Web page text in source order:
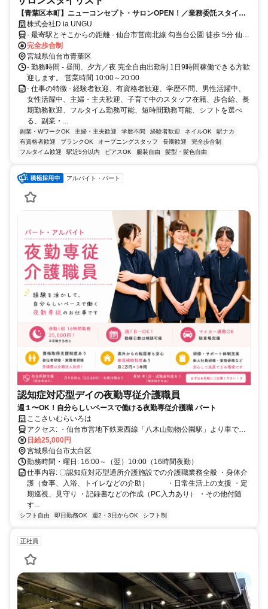
【青葉区本町】ニューコンセプト・サロンOPEN！／業務委託スタイリ
スト募集／高還元！／自由出勤！／教育報酬あり！
株式会社D ia UNGU
- 最寄駅とそこからの距離 - 仙台市営南北線 勾当台公園 徒歩 5分 仙台
市営南北線 広瀬通 徒歩 8分 仙石線 あおば通 徒歩 6分
完全歩合制
宮城県仙台市青葉区
- 勤務時間 - 昼間、夕方／夜 完全自由出勤制 1日9時間稼働できる方歓
迎します。 営業時間 10:00～20:00
- 仕事の特徴 - 経験者歓迎、有資格者歓迎、学歴不問、男性活躍中、
女性活躍中、主婦・主夫歓迎、子育て中のスタッフ在籍、歩合給、長
期勤務歓迎、フルタイム勤務可能、短時間勤務可能、シフトを選べ
る、副業・...
副業・WワークOK 主婦・主夫歓迎 学歴不問 経験者歓迎 ネイルOK
駅ナカ
有資格者歓迎
ブランクOK オープニングスタッフ 長期歓迎
完全歩合制
フルタイム歓迎
駅近5分以内 ピアスOK 服装自由 髪型・髪色自由
アルバイト・パート
認知症対応型デイの夜勤専従介護職員
週１〜OK！自分らしいペースで働ける夜勤専従介護職 パート
ここさいむらいろは
アクセス: ・仙台市営地下鉄東西線「八木山動物公園駅」より車で約5
分（徒歩約18分） ・仙台市営バス「青山一丁目」バス停より徒歩約3
日給25,000円
宮城県仙台市太白区
勤務時間・曜日: 16:00～（翌）10:00（16時間夜勤）
仕事内容: 〇認知症対応型通所介護施設での介護職業務全般 ・身体介
護（食事、入浴、トイレなどの介助） ・日常生活上の支援 ・定
期巡視、見守り ・記録書などの作成（PC入力あり） ・その他付随
す...
シフト自由 即日勤務OK 週2・3日からOK シフト制
正社員